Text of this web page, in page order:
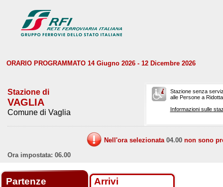
ORARIO PROGRAMMATO 14 Giugno 2026 - 12 Dicembre 2026
Stazione di
VAGLIA
Comune di Vaglia
Stazione senza
alle Persone a
Informazioni sulle
Nell'ora selezionata 04.00 non sono
Ora impostata: 06.00
Partenze Arrivi